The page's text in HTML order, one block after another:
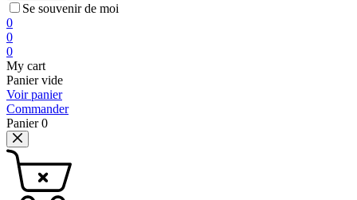
Se souvenir de moi
0
0
0
My cart
Panier vide
Voir panier
Commander
Panier0